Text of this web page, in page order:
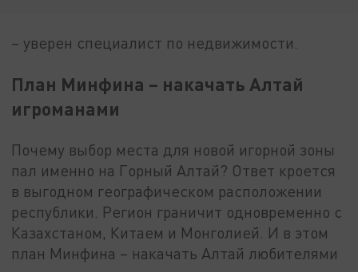
– уверен специалист по недвижимости.
План Минфина – накачать Алтай
игроманами
Почему выбор места для новой игорной зоны
пал именно на Горный Алтай? Ответ кроется
в выгодном географическом расположении
республики. Регион граничит одновременно с
Казахстаном, Китаем и Монголией. И в этом
план Минфина – накачать Алтай любителями